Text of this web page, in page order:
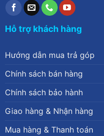
Hỗ trợ khách hàng
Hướng dẫn mua trả góp
Chính sách bán hàng
Chính sách bảo hành
Giao hàng & Nhận hàng
Mua hàng & Thanh toán